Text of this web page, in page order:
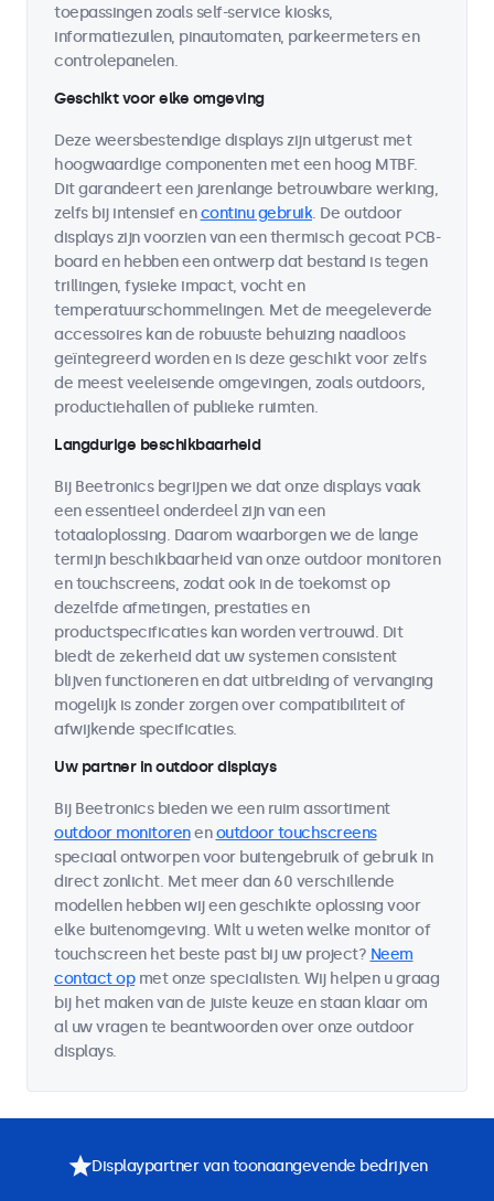
toepassingen zoals self-service kiosks,
informatiezuilen, pinautomaten, parkeermeters en
controlepanelen.
Geschikt voor elke omgeving
Deze weersbestendige displays zijn uitgerust met
hoogwaardige componenten met een hoog MTBF.
Dit garandeert een jarenlange betrouwbare werking,
zelfs bij intensief encontinu gebruik. De outdoor
displays zijn voorzien van een thermisch gecoat PCB-
board en hebben een ontwerp dat bestand is tegen
trillingen, fysieke impact, vocht en
temperatuurschommelingen. Met de meegeleverde
accessoires kan de robuuste behuizing naadloos
geïntegreerd worden en is deze geschikt voor zelfs
de meest veeleisende omgevingen, zoals outdoors,
productiehallen of publieke ruimten.
Langdurige beschikbaarheid
Bij Beetronics begrijpen we dat onze displays vaak
een essentieel onderdeel zijn van een
totaaloplossing. Daarom waarborgen we de lange
termijn beschikbaarheid van onze outdoor monitoren
en touchscreens, zodat ook in de toekomst op
dezelfde afmetingen, prestaties en
productspecificaties kan worden vertrouwd. Dit
biedt de zekerheid dat uw systemen consistent
blijven functioneren en dat uitbreiding of vervanging
mogelijk is zonder zorgen over compatibiliteit of
afwijkende specificaties.
Uw partner in outdoor displays
Bij Beetronics bieden we een ruim assortiment
outdoor monitorenenoutdoor touchscreens
speciaal ontworpen voor buitengebruik of gebruik in
direct zonlicht. Met meer dan 60 verschillende
modellen hebben wij een geschikte oplossing voor
elke buitenomgeving. Wilt u weten welke monitor of
touchscreen het beste past bij uw project? Neem
contact opmet onze specialisten. Wij helpen u graag
bij het maken van de juiste keuze en staan klaar om
al uw vragen te beantwoorden over onze outdoor
displays.
Displaypartner van toonaangevende bedrijven